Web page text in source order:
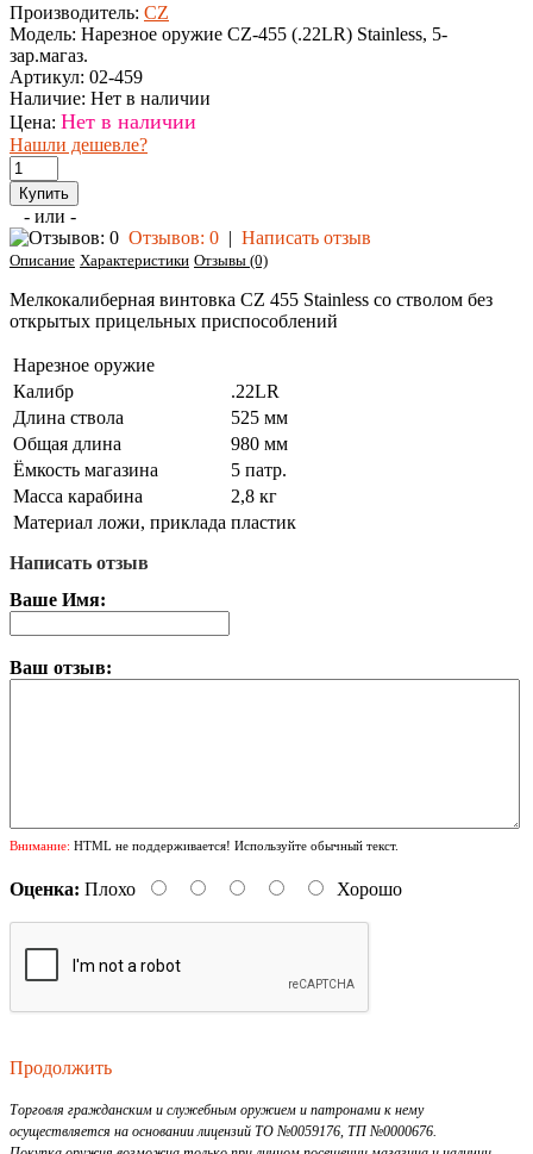
Производитель: CZ
Модель: Нарезное оружие CZ-455 (.22LR) Stainless, 5-
зар.магаз.
Артикул: 02-459
Наличие: Нет в наличии
Цена: Нет в наличии
Нашли дешевле?
- или -
Отзывов: 0 | Написать отзыв
Описание Характеристики Отзывы (0)
Мелкокалиберная винтовка CZ 455 Stainless со стволом без
открытых прицельных приспособлений
Нарезное оружие
Калибр
.22LR
Длина ствола
525 мм
Общая длина
980 мм
Ёмкость магазина
5 патр.
Масса карабина
2,8 кг
Материал ложи, приклада пластик
Написать отзыв
Ваше Имя:
Ваш отзыв:
Внимание: HTML не поддерживается! Используйте обычный текст.
Оценка: Плохо Хорошо
Продолжить
Торговля гражданским и служебным оружием и патронами к нему
осуществляется на основании лицензий ТО №0059176, ТП №0000676.